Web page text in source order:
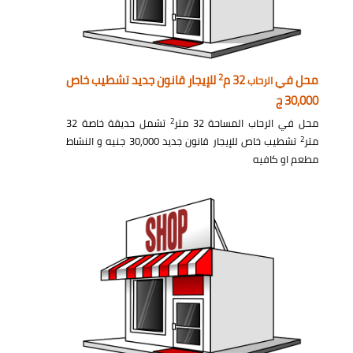
محل فيالرحاب32 م 2للإيجار قانون جديد تشطيب خاص
30,000 ج
محل في الرحاب المساحة 32 متر 2
تشمل حديقة خاصة 32
متر2
تشطيب خاص للإيجار قانون جديد 30,000 جنيه و النشاط
مطعم او كافيه